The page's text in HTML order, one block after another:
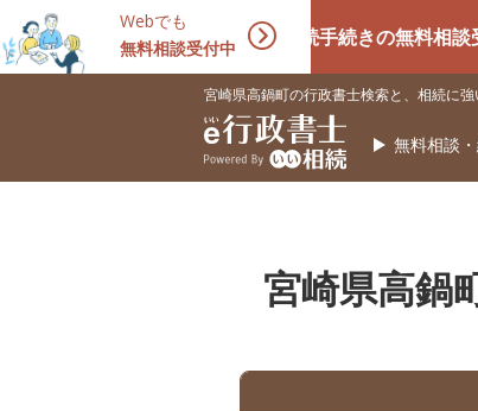
Webでも
無料相談受付中相続手続きの無料相談受付中
宮崎県高鍋町の行政書士検索と、相続に
無料相談
宮崎県高鍋